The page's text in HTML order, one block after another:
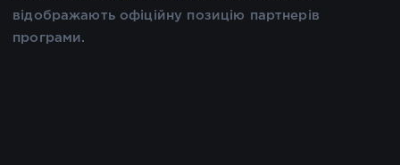
відображають офіційну позицію партнерів
програми.